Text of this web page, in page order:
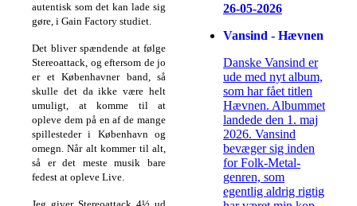
autentisk som det kan lade sig
gøre, i Gain Factory studiet.
Det bliver spændende at følge
Stereoattack, og eftersom de jo
er et Københavner band, så
skulle det daikke være helt
umuligt, at komme til at
opleve dem på en af de mange
spillesteder i København og
omegn.Når alt kommer til alt,
så er det meste musik bare
fedest at opleve Live.
26-05-2026
Vansind - Hævnen
Danske Vansind er
ude med nyt album,
som har fået titlen
Hævnen. Albummet
landede den 1. maj
2026. Vansind
bevæger sig inden
for Folk-Metal-
genren, som
egentlig aldrig rigtig